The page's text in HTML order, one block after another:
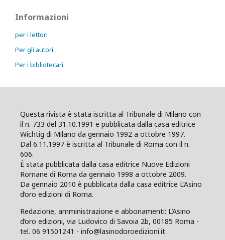
Informazioni
per i lettori
Per gli autori
Per i bibliotecari
Questa rivista è stata iscritta al Tribunale di Milano con
il n. 733 del 31.10.1991 e pubblicata dalla casa editrice
Wichtig di Milano da gennaio 1992 a ottobre 1997.
Dal 6.11.1997 è iscritta al Tribunale di Roma con il n.
606.
È stata pubblicata dalla casa editrice Nuove Edizioni
Romane di Roma da gennaio 1998 a ottobre 2009.
Da gennaio 2010 è pubblicata dalla casa editrice L’Asino
d’oro edizioni di Roma.
Redazione, amministrazione e abbonamenti: L’Asino
d’oro edizioni, via Ludovico di Savoia 2b, 00185 Roma -
tel. 06 91501241 - info@lasinodoroedizioni.it